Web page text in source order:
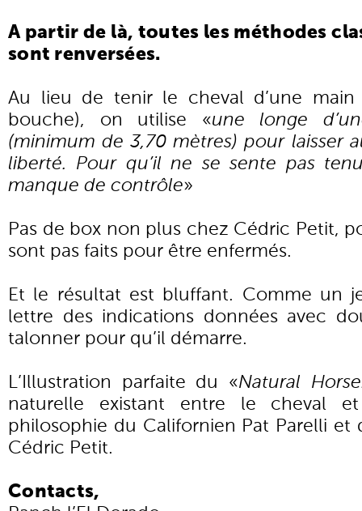
A partir de là, toutes les méthodes
sont renversées.
Au lieu de tenir le cheval d’une
bouche), on utilise «une longe
(minimum de 3,70 mètres) pour laisser
liberté. Pour qu’il ne se sente pas
manque de contrôle»
Pas de box non plus chez Cédric Petit,
sont pas faits pour être enfermés.
Et le résultat est bluffant. Comme un
lettre des indications données avec
talonner pour qu’il démarre.
L’Illustration parfaite du «Natural
naturelle existant entre le cheval et
philosophie du Californien Pat Parelli et
Cédric Petit.
Contacts,